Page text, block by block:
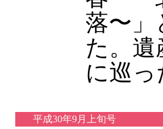
落〜」
た。遺
に巡っ
平成30年9月上旬号